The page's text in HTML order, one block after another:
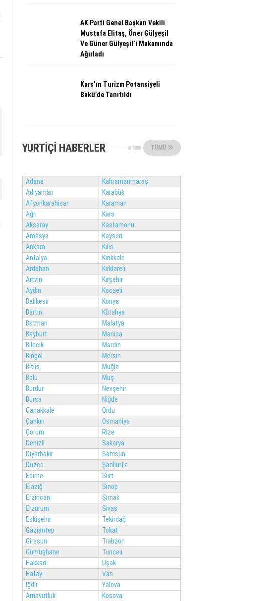
AK Parti Genel Başkan Vekili
Mustafa Elitaş, Öner Gülyeşil
Ve Güner Gülyeşil’i Makamında
Ağırladı
Kars’ın Turizm Potansiyeli
Bakü’de Tanıtıldı
YURTIÇI HABERLER TÜMÜ
Adana
Kahramanmaraş
Adıyaman
Karabük
Afyonkarahisar
Karaman
Ağrı
Kars
Aksaray
Kastamonu
Amasya
Kayseri
Ankara
Kilis
Antalya
Kırıkkale
Ardahan
Kırklareli
Artvin
Kırşehir
Aydın
Kocaeli
Balıkesir
Konya
Bartın
Kütahya
Batman
Malatya
Bayburt
Manisa
Bilecik
Mardin
Bingöl
Mersin
Bitlis
Muğla
Bolu
Muş
Burdur
Nevşehir
Bursa
Niğde
Çanakkale
Ordu
Çankırı
Osmaniye
Çorum
Rize
Denizli
Sakarya
Diyarbakır
Samsun
Düzce
Şanlıurfa
Edirne
Siirt
Elazığ
Sinop
Erzincan
Şırnak
Erzurum
Sivas
Eskişehir
Tekirdağ
Gaziantep
Tokat
Giresun
Trabzon
Gümüşhane
Tunceli
Hakkari
Uşak
Hatay
Van
Iğdır
Yalova
Arnavutluk
Kosova